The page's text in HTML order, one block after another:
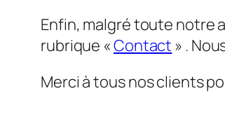
Enfin, malgré toute notre
rubrique «Contact » .
Merci à tous nos clients